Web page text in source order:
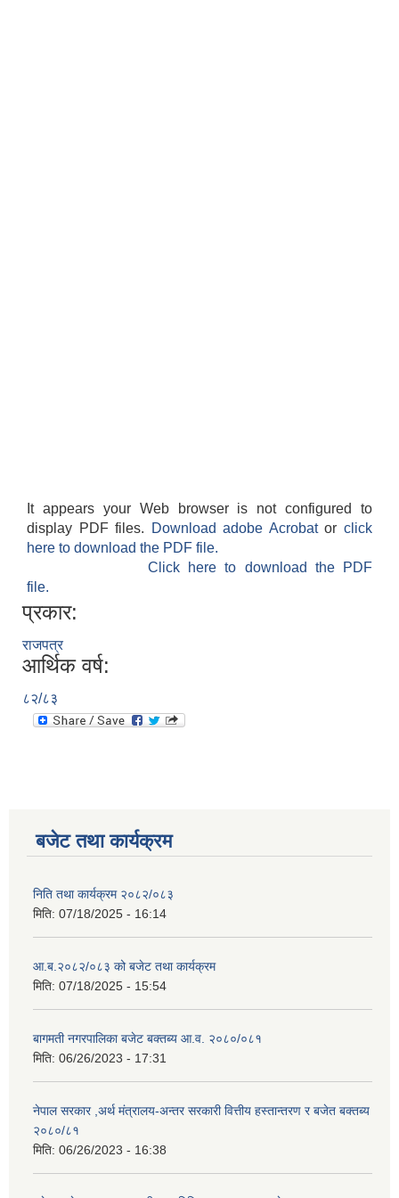
It appears your Web browser is not configured to
display PDF files.
Download adobe Acrobatorclick
here to download the PDF file.
Click here to download the PDF
file.
प्रकार:
राजपत्र
आर्थिक वर्ष:
८२/८३
बजेट तथा कार्यक्रम
निति तथा कार्यक्रम २०८२/०८३
मिति: 07/18/2025 - 16:14
आ.ब.२०८२/०८३ को बजेट तथा कार्यक्रम
मिति: 07/18/2025 - 15:54
बागमती नगरपालिका बजेट बक्तब्य आ.व. २०८०/०८१
मिति: 06/26/2023 - 17:31
नेपाल सरकार ,अर्थ मंत्रालय-अन्तर सरकारी वित्तीय हस्तान्तरण र बजेत बक्तब्य
२०८०/८१
मिति: 06/26/2023 - 16:38